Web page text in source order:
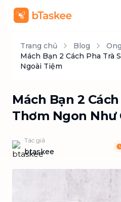
Trang chủ Blog
Mách Bạn 2 Cách Pha Trà
Ngoài Tiệm
Mách Bạn 2
Thơm Ngon Như
Tác giả
btaskee